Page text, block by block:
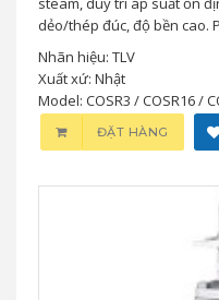
dẻo/thép đúc, độ bền cao.
Nhãn hiệu: TLV
Xuất xứ: Nhật
Model: COSR3 / COSR16 /
ĐẶT HÀNG